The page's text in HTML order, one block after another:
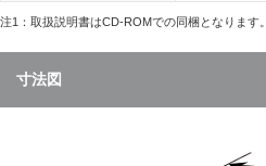
注1：取扱説明書はCD-ROMでの同梱となります。
寸法図